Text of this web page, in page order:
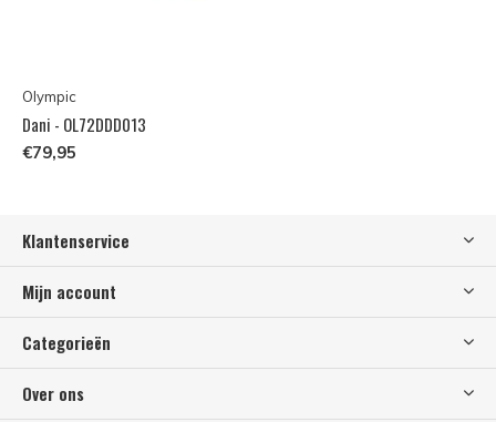
Olympic
Dani - OL72DDD013
€79,95
Klantenservice
Mijn account
Categorieën
Over ons